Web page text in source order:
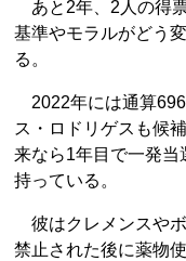
あと2年、2人の得
基準やモラルがどう
る。
2022年には通算
ス・ロドリゲスも候
来なら1年目で一発当
持っている。
彼はクレメンスや
禁止された後に薬物